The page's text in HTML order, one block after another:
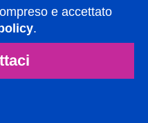
e accettato
.